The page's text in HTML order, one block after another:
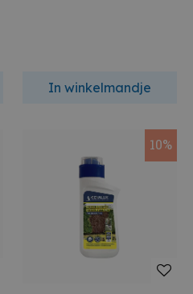
In winkelmandje
10%